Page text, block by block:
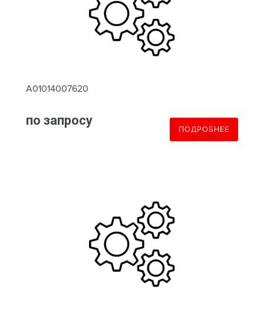
A01014007620
по запросу
ПОДРОБНЕЕ